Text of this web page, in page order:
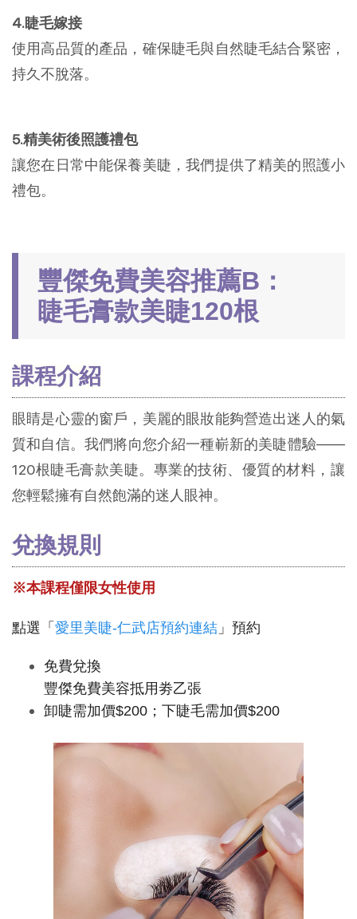
4.睫毛嫁接
使用高品質的產品，確保睫毛與自然睫毛結合緊密，
持久不脫落。
5.精美術後照護禮包
讓您在日常中能保養美睫，我們提供了精美的照護小
禮包。
豐傑免費美容推薦B：
睫毛膏款美睫120根
課程介紹
眼睛是心靈的窗戶，美麗的眼妝能夠營造出迷人的氣
質和自信。我們將向您介紹一種嶄新的美睫體驗——
120根睫毛膏款美睫。專業的技術、優質的材料，讓
您輕鬆擁有自然飽滿的迷人眼神。
兌換規則
※本課程僅限女性使用
點選「 愛里美睫-仁武店預約連結 」預約
免費兌換
豐傑免費美容抵用劵乙張
卸睫需加價$200；下睫毛需加價$200